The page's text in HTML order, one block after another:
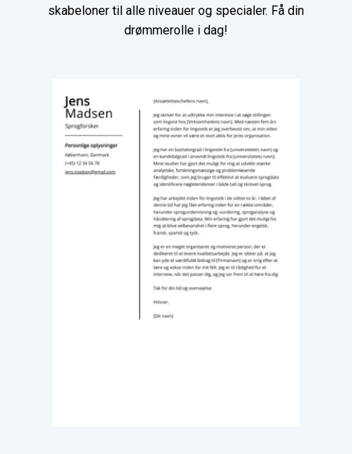
skabeloner til alle niveauer og specialer. Få din
drømmerolle i dag!